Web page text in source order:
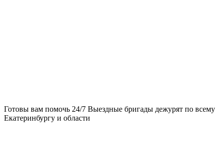
Готовы вам помочь 24/7 Выездные бригады дежурят по всему
Екатеринбургу и области